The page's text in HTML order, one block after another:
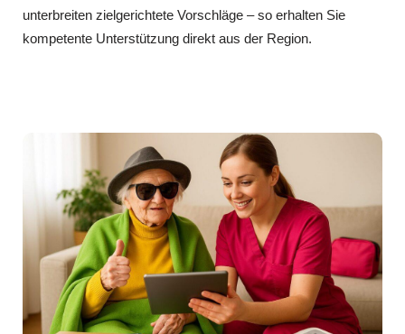
unterbreiten zielgerichtete Vorschläge – so erhalten Sie
kompetente Unterstützung direkt aus der Region.